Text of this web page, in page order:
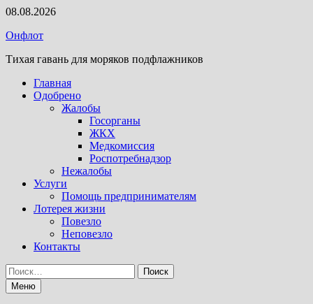
Перейти
содержимому
08.08.2026
Онфлот
Тихая гавань для моряков подфлажников
Главная
Одобрено
Жалобы
Госорганы
ЖКХ
Медкомиссия
Роспотребнадзор
Нежалобы
Услуги
Помощь предпринимателям
Лотерея жизни
Повезло
Неповезло
Контакты
Найти:
Меню